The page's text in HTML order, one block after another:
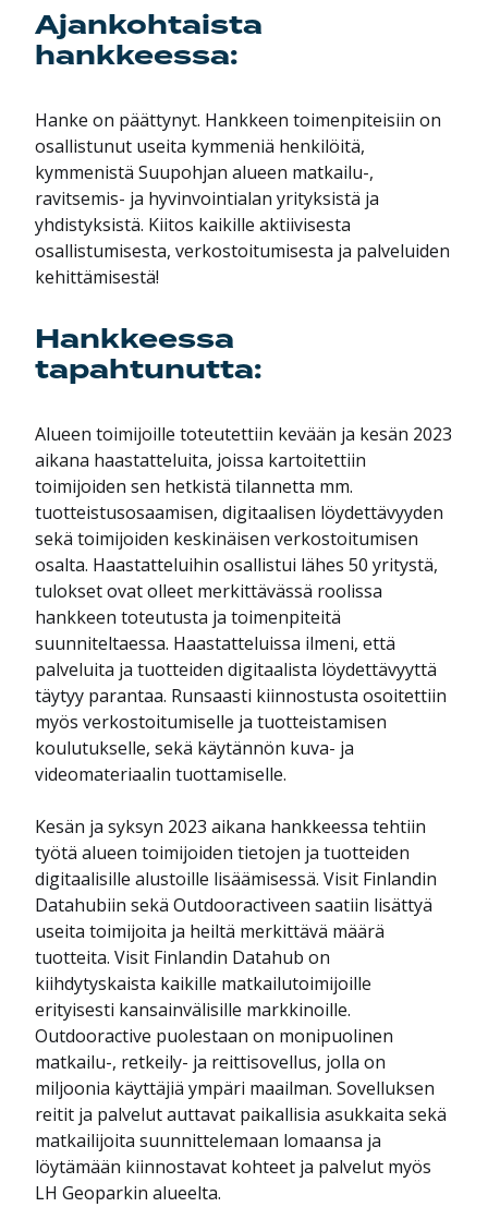
Ajankohtaista
hankkeessa:
Hanke on päättynyt. Hankkeen toimenpiteisiin on
osallistunut useita kymmeniä henkilöitä,
kymmenistä Suupohjan alueen matkailu-,
ravitsemis- ja hyvinvointialan yrityksistä ja
yhdistyksistä. Kiitos kaikille aktiivisesta
osallistumisesta, verkostoitumisesta ja palveluiden
kehittämisestä!
Hankkeessa
tapahtunutta:
Alueen toimijoille toteutettiin kevään ja kesän 2023
aikana haastatteluita, joissa kartoitettiin
toimijoiden sen hetkistä tilannetta mm.
tuotteistusosaamisen, digitaalisen löydettävyyden
sekä toimijoiden keskinäisen verkostoitumisen
osalta. Haastatteluihin osallistui lähes 50 yritystä,
tulokset ovat olleet merkittävässä roolissa
hankkeen toteutusta ja toimenpiteitä
suunniteltaessa. Haastatteluissa ilmeni, että
palveluita ja tuotteiden digitaalista löydettävyyttä
täytyy parantaa. Runsaasti kiinnostusta osoitettiin
myös verkostoitumiselle ja tuotteistamisen
koulutukselle, sekä käytännön kuva- ja
videomateriaalin tuottamiselle.
Kesän ja syksyn 2023 aikana hankkeessa tehtiin
työtä alueen toimijoiden tietojen ja tuotteiden
digitaalisille alustoille lisäämisessä. Visit Finlandin
Datahubiin sekä Outdooractiveen saatiin lisättyä
useita toimijoita ja heiltä merkittävä määrä
tuotteita. Visit Finlandin Datahub on
kiihdytyskaista kaikille matkailutoimijoille
erityisesti kansainvälisille markkinoille.
Outdooractive puolestaan on monipuolinen
matkailu-, retkeily- ja reittisovellus, jolla on
miljoonia käyttäjiä ympäri maailman. Sovelluksen
reitit ja palvelut auttavat paikallisia asukkaita sekä
matkailijoita suunnittelemaan lomaansa ja
löytämään kiinnostavat kohteet ja palvelut myös
LH Geoparkin alueelta.